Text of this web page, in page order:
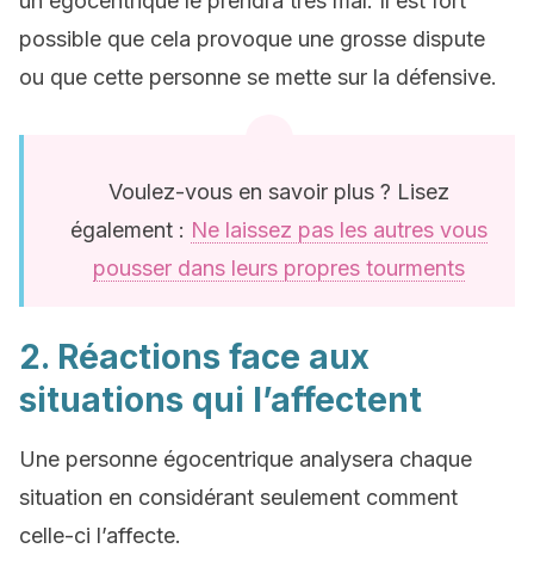
possible que cela provoque une grosse dispute
ou que cette personne se mette sur la défensive.
Voulez-vous en savoir plus ? Lisez
également : Ne laissez pas les autres vous
pousser dans leurs propres tourments
2. Réactions face aux
situations qui l’affectent
Une personne égocentrique analysera chaque
situation en considérant seulement comment
celle-ci l’affecte.